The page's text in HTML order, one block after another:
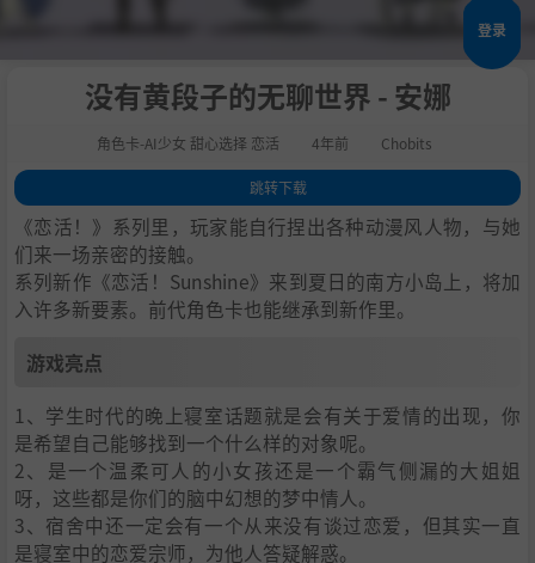
登录
没有黄段子的无聊世界 - 安娜
角色卡-AI少女 甜心选择 恋活 4年前 Chobits
跳转下载
1.游戏亮点
2.人物卡一览
3.恋活sunshine角色卡MOD安装方法
4.下载地址
《恋活！》系列里，玩家能自行捏出各种动漫风人物，与她
们来一场亲密的接触。
系列新作《恋活！Sunshine》来到夏日的南方小岛上，将加
入许多新要素。前代角色卡也能继承到新作里。
游戏亮点
1、学生时代的晚上寝室话题就是会有关于爱情的出现，你
是希望自己能够找到一个什么样的对象呢。
2、是一个温柔可人的小女孩还是一个霸气侧漏的大姐姐
呀，这些都是你们的脑中幻想的梦中情人。
3、宿舍中还一定会有一个从来没有谈过恋爱，但其实一直
是寝室中的恋爱宗师，为他人答疑解惑。